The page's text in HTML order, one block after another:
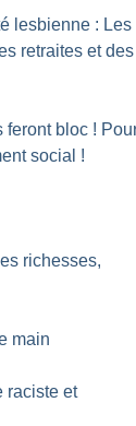
lesbienne : Les
retraites et des
feront bloc !
social !
richesses,
main
raciste et